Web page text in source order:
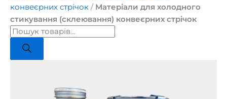
конвеєрних стрічок / Матеріали для холодного
стикування (склеювання) конвеєрних стрічок